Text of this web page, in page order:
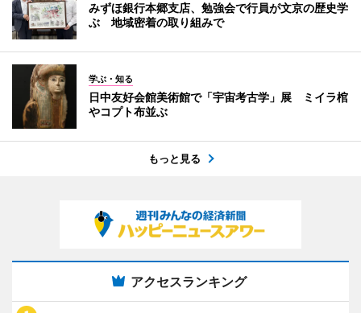
みずほ銀行本郷支店、勉強会で行員が文京の歴史学
ぶ 地域密着の取り組みで
学ぶ・知る
日中友好会館美術館で「宇宙考古学」展 ミイラ棺
やコプト布並ぶ
もっと見る
アクセスランキング